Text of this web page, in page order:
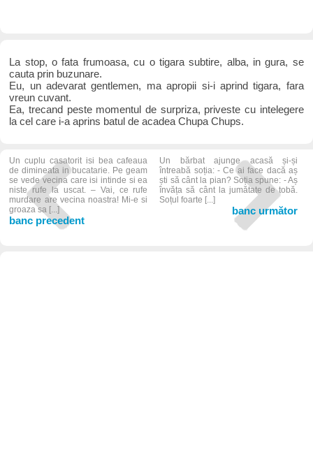
La stop, o fata frumoasa, cu o tigara subtire, alba, in gura, se
cauta prin buzunare.
Eu, un adevarat gentlemen, ma apropii si-i aprind tigara, fara
vreun cuvant.
Ea, trecand peste momentul de surpriza, priveste cu intelegere
la cel care i-a aprins batul de acadea Chupa Chups.
Un cuplu casatorit isi bea cafeaua
de dimineata in bucatarie. Pe geam
se vede vecina care isi intinde si ea
niste rufe la uscat. – Vai, ce rufe
murdare are vecina noastra! Mi-e si
groaza sa [...]
banc precedent
Un bărbat ajunge acasă și-și
întreabă soția: - Ce ai face dacă aș
ști să cânt la pian? Soția spune: - Aș
învăța să cânt la jumătate de tobă.
Soțul foarte [...]
banc următor